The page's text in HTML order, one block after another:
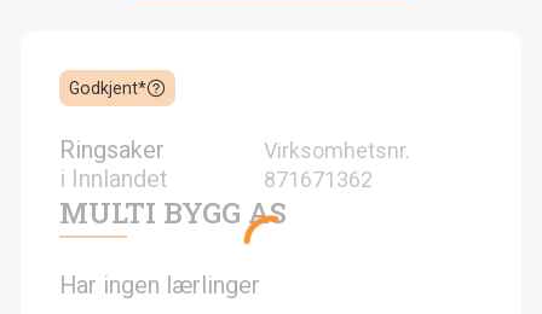
Godkjent*
Ringsaker
i Innlandet
Virksomhetsnr.
871671362
MULTI BYGG AS
Har ingen lærlinger